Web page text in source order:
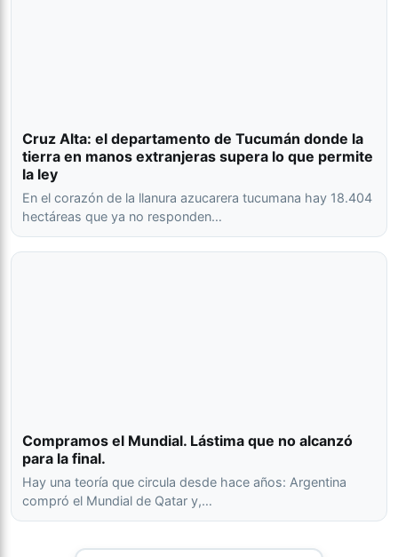
Cruz Alta: el departamento de Tucumán donde la
tierra en manos extranjeras supera lo que permite
la ley
En el corazón de la llanura azucarera tucumana hay 18.404
hectáreas que ya no responden…
Compramos el Mundial. Lástima que no alcanzó
para la final.
Hay una teoría que circula desde hace años: Argentina
compró el Mundial de Qatar y,…